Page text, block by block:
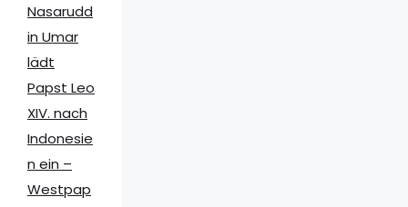
Nasarudd
in Umar
lädt
Papst Leo
XIV. nach
Indonesie
n ein –
Westpap